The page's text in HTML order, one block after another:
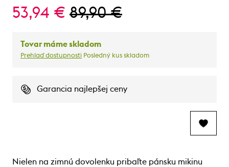
53,94 € 89,90 €
Tovar máme skladom
Prehlaď dostupnosti Posledný kus skladom
Garancia najlepšej ceny
Nielen na zimnú dovolenku pribaľte pánsku mikinu